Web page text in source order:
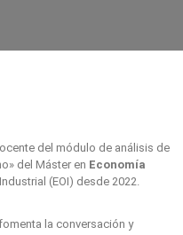
del módulo de análisis de
del Máster en Economía
(EOI) desde 2022.
la conversación y